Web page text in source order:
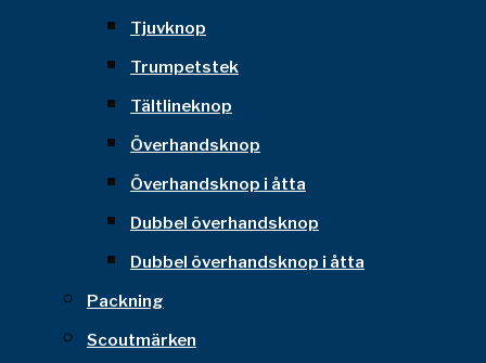
Tjuvknop
Trumpetstek
Tältlineknop
Överhandsknop
Överhandsknop i åtta
Dubbel överhandsknop
Dubbel överhandsknop i åtta
Packning
Scoutmärken